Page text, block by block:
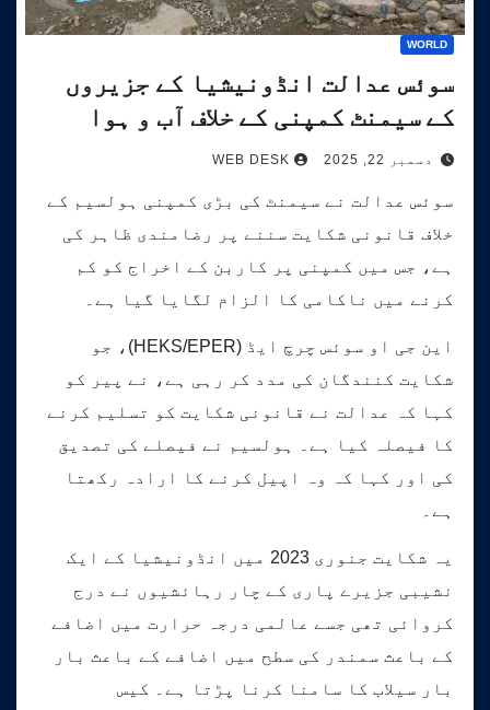
WORLD
سوئس عدالت انڈونیشیا کے جزیروں
کے سیمنٹ کمپنی کے خلاف آب و ہوا
کیس کی سماعت کرے گی۔
دسمبر 22, 2025 WEB DESK
سوئس عدالت نے سیمنٹ کی بڑی کمپنی ہولسیم کے
خلاف قانونی شکایت سننے پر رضامندی ظاہر کی
ہے، جس میں کمپنی پر کاربن کے اخراج کو کم
کرنے میں ناکامی کا الزام لگایا گیا ہے۔
این جی او سوئس چرچ ایڈ (HEKS/EPER)، جو
شکایت کنندگان کی مدد کر رہی ہے، نے پیر کو
کہا کہ عدالت نے قانونی شکایت کو تسلیم کرنے
کا فیصلہ کیا ہے۔ ہولسیم نے فیصلے کی تصدیق
کی اور کہا کہ وہ اپیل کرنے کا ارادہ رکھتا
ہے۔
یہ شکایت جنوری 2023 میں انڈونیشیا کے ایک
نشیبی جزیرے پاری کے چار رہائشیوں نے درج
کروائی تھی جسے عالمی درجہ حرارت میں اضافے
کے باعث سمندر کی سطح میں اضافے کے باعث بار
بار سیلاب کا سامنا کرنا پڑتا ہے۔ کیس